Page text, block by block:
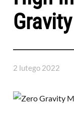
2 lutego 2022